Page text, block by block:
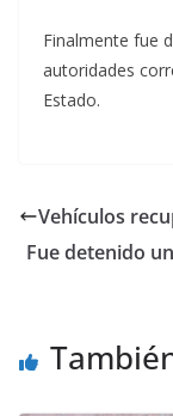
Finalmente fue
autoridades
Estado.
Vehículos
Fue detenido